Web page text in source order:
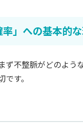
」への基本的
不整脈がどのよう
す。